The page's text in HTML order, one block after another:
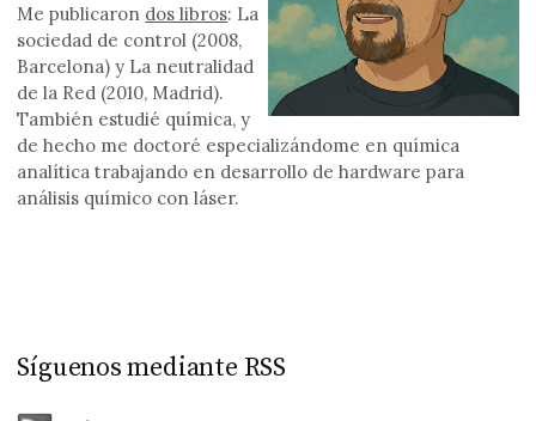
Me publicaron dos libros: La
sociedad de control (2008,
Barcelona) y La neutralidad
de la Red (2010, Madrid).
También estudié química, y
de hecho me doctoré especializándome en química
analítica trabajando en desarrollo de hardware para
análisis químico con láser.
Síguenos mediante RSS